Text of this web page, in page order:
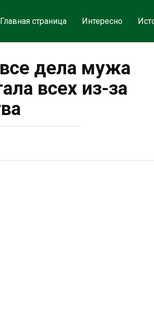
Главная страница Интересно
дела мужа
всех из-за